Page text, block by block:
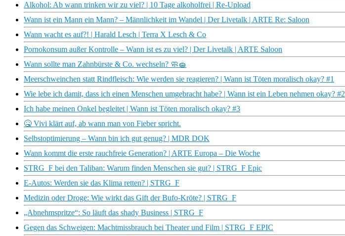
Alkohol: Ab wann trinken wir zu viel? | 10 Tage alkoholfrei | Re-Upload
Wann ist ein Mann ein Mann? – Männlichkeit im Wandel | Der Livetalk | ARTE Re: Saloon
Wann wacht es auf?! | Harald Lesch | Terra X Lesch & Co
Pornokonsum außer Kontrolle – Wann ist es zu viel? | Der Livetalk | ARTE Saloon
Wann sollte man Zahnbürste & Co. wechseln? 🧼🧽
Meerschweinchen statt Rindfleisch: Wie werden sie reagieren? | Wann ist Töten moralisch okay? #1
Wie lebe ich damit, dass ich einen Menschen umgebracht habe? | Wann ist ein Leben nehmen okay? #2
Ich habe meinen Onkel begleitet | Wann ist Töten moralisch okay? #3
🤒 Vivi klärt auf, ab wann man von Fieber spricht.
Selbstoptimierung – Wann bin ich gut genug? | MDR DOK
Wann kommt die erste rauchfreie Generation? | ARTE Europa – Die Woche
STRG_F bei den Taliban: Warum finden Menschen sie gut? | STRG_F Epic
E-Autos: Werden sie das Klima retten? | STRG_F
Medizin oder Droge: Wie wirkt das Gift der Bufo-Kröte? | STRG_F
„Abnehmspritze“: So läuft das shady Business | STRG_F
Gegen das Schweigen: Machtmissbrauch bei Theater und Film | STRG_F EPIC